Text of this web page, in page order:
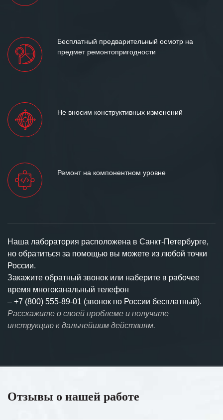
Бесплатный предварительный осмотр на
предмет ремонтопригодности
Не вносим конструктивных изменений
Ремонт на компонентном уровне
Наша лаборатория расположена в Санкт-Петербурге,
но обратиться за помощью вы можете из любой точки
России.
Закажите обратный звонок или наберите в рабочее
время многоканальный телефон
– +7 (800) 555-89-01 (звонок по России бесплатный).
Расскажите о своей проблеме и получите
инструкцию к дальнейшим действиям.
Отзывы о нашей работе